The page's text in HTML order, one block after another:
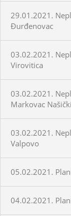
29.01.2021.
Đurđenovac
03.02.2021.
Virovitica
03.02.2021.
Markovac Našički
03.02.2021.
Valpovo
05.02.2021.
04.02.2021.